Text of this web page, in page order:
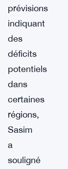
prévisions
indiquant
des
déficits
potentiels
dans
certaines
régions,
Sasim
a
souligné